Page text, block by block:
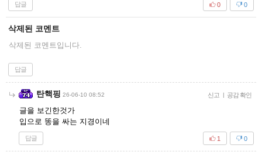
답글 0
0
삭제된 코멘트
삭제된 코멘트입니다.
답글
탄핵핑 26-06-10 08:52 신고 | 공감 확인
글을 보긴한것가
입으로 똥을 싸는 지경이네
답글 0
1